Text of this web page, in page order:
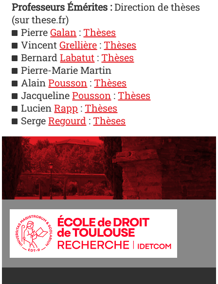
Professeurs Émérites :Direction de thèses
(sur these.fr)
PierreGalan : Thèses
VincentGrellière : Thèses
BernardLabatut : Thèses
Pierre-Marie Martin
AlainPousson : Thèses
JacquelinePousson : Thèses
LucienRapp : Thèses
SergeRegourd : Thèses